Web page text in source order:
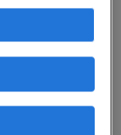
del